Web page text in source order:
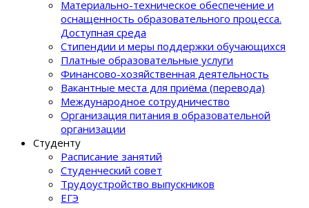
Материально-техническое обеспечение и
оснащенность образовательного процеcса.
Доступная среда
Стипендии и меры поддержки обучающихся
Платные образовательные услуги
Финансово-хозяйственная деятельность
Вакантные места для приёма (перевода)
Международное сотрудничество
Организация питания в образовательной
организации
Студенту
Расписание занятий
Студенческий совет
Трудоустройство выпускников
ЕГЭ